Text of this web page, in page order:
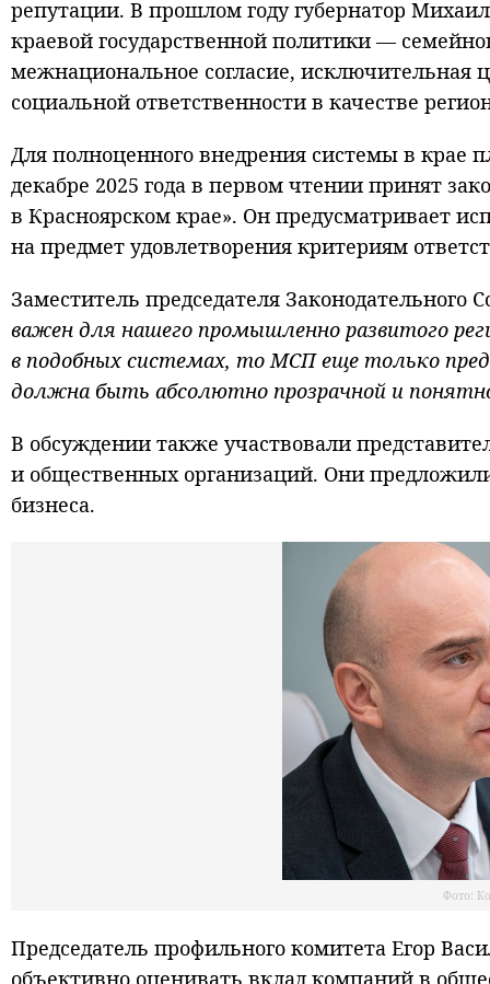
репутации. В прошлом году губернатор
краевой государственной политики —
межнациональное согласие, исключительная
социальной ответственности в качестве
Для полноценного внедрения системы в крае
декабре 2025 года в первом чтении принят
в Красноярском крае». Он предусматривает
на предмет удовлетворения критериям
Заместитель председателя
важен для нашего промышленно развитого
в подобных системах, то МСП еще только
должна быть абсолютно прозрачной и
В обсуждении также участвовали
и общественных организаций. Они
бизнеса.
Фото:
Председатель профильного комитета Егор
объективно оценивать вклад компаний в